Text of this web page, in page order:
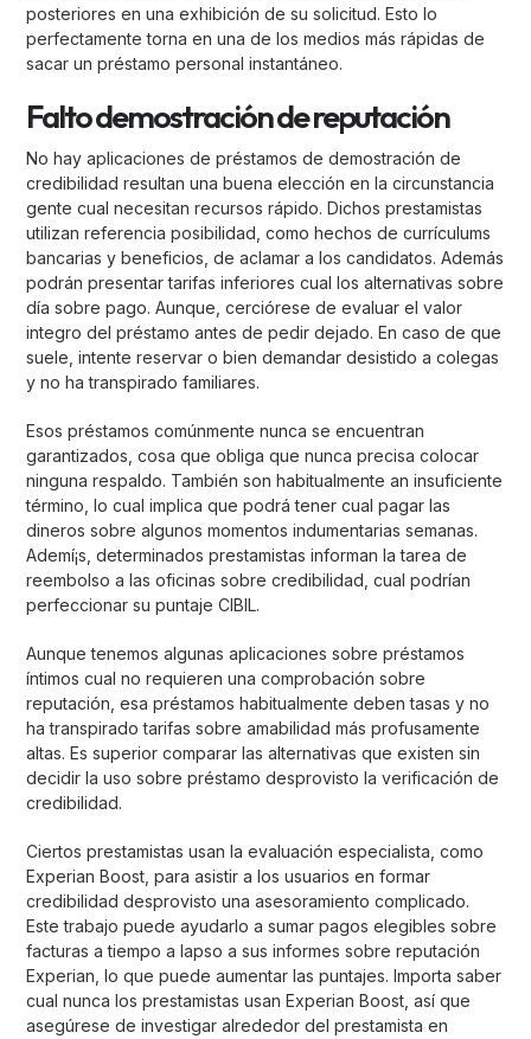
posteriores en una exhibición de su solicitud. Esto lo
perfectamente torna en una de los medios más rápidas de
sacar un préstamo personal instantáneo.
Falto demostración de reputación
No hay aplicaciones de préstamos de demostración de
credibilidad resultan una buena elección en la circunstancia
gente cual necesitan recursos rápido. Dichos prestamistas
utilizan referencia posibilidad, como hechos de currículums
bancarias y beneficios, de aclamar a los candidatos. Además
podrán presentar tarifas inferiores cual los alternativas sobre
día sobre pago. Aunque, cerciórese de evaluar el valor
integro del préstamo antes de pedir dejado. En caso de que
suele, intente reservar o bien demandar desistido a colegas
y no ha transpirado familiares.
Esos préstamos comúnmente nunca se encuentran
garantizados, cosa que obliga que nunca precisa colocar
ninguna respaldo. También son habitualmente an insuficiente
término, lo cual implica que podrá tener cual pagar las
dineros sobre algunos momentos indumentarias semanas.
Ademí¡s, determinados prestamistas informan la tarea de
reembolso a las oficinas sobre credibilidad, cual podrían
perfeccionar su puntaje CIBIL.
Aunque tenemos algunas aplicaciones sobre préstamos
íntimos cual no requieren una comprobación sobre
reputación, esa préstamos habitualmente deben tasas y no
ha transpirado tarifas sobre amabilidad más profusamente
altas. Es superior comparar las alternativas que existen sin
decidir la uso sobre préstamo desprovisto la verificación de
credibilidad.
Ciertos prestamistas usan la evaluación especialista, como
Experian Boost, para asistir a los usuarios en formar
credibilidad desprovisto una asesoramiento complicado.
Este trabajo puede ayudarlo a sumar pagos elegibles sobre
facturas a tiempo a lapso a sus informes sobre reputación
Experian, lo que puede aumentar las puntajes. Importa saber
cual nunca los prestamistas usan Experian Boost, así que
asegúrese de investigar alrededor del prestamista en